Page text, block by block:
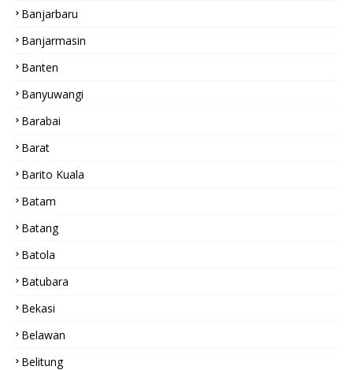
Banjarbaru
Banjarmasin
Banten
Banyuwangi
Barabai
Barat
Barito Kuala
Batam
Batang
Batola
Batubara
Bekasi
Belawan
Belitung